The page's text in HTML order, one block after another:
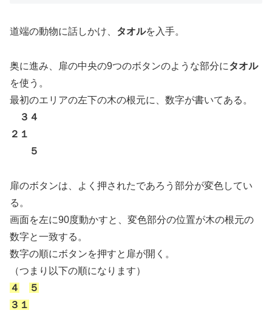
道端の動物に話しかけ、 タオルを入手。
奥に進み、扉の中央の9つのボタンのような部分にタオル
を使う。
最初のエリアの左下の木の根元に、数字が書いてある。
３４
２１
５
扉のボタンは、よく押されたであろう部分が変色してい
る。
画面を左に90度動かすと、変色部分の位置が木の根元の
数字と一致する。
数字の順にボタンを押すと扉が開く。
（つまり以下の順になります）
４
５
３１